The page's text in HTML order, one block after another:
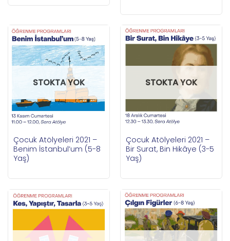
STOKTA YOK
Çocuk Atölyeleri 2021 –
Benim İstanbul’um (5-8
Yaş)
STOKTA YOK
Çocuk Atölyeleri 2021 –
Bir Surat, Bin Hikâye (3-5
Yaş)